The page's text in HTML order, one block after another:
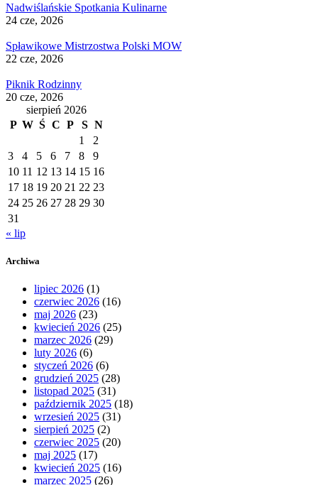
Nadwiślańskie Spotkania Kulinarne
24 cze, 2026
Spławikowe Mistrzostwa Polski MOW
22 cze, 2026
Piknik Rodzinny
20 cze, 2026
sierpień 2026
P W Ś C P S N
1
2
3
4 5 6 7 8
9
10 11 12 13 14 15 16
17 18 19 20 21 22 23
24 25 26 27 28 29 30
31
« lip
Archiwa
lipiec 2026 (1)
czerwiec 2026 (16)
maj 2026 (23)
kwiecień 2026 (25)
marzec 2026 (29)
luty 2026 (6)
styczeń 2026 (6)
grudzień 2025 (28)
listopad 2025 (31)
październik 2025 (18)
wrzesień 2025 (31)
sierpień 2025 (2)
czerwiec 2025 (20)
maj 2025 (17)
kwiecień 2025 (16)
marzec 2025 (26)